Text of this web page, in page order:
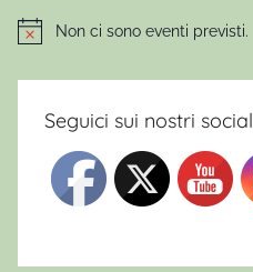
NoticeNon ci sono eventi previsti.
Seguici sui nostri social